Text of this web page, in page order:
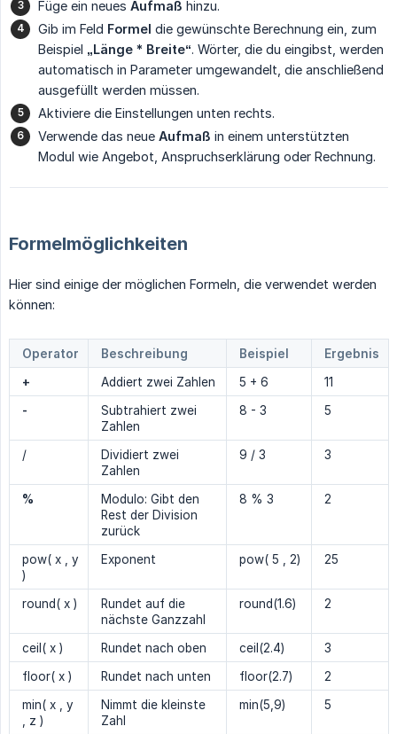
Füge ein neues Aufmaß hinzu.
Gib im Feld Formel die gewünschte Berechnung ein, zum
Beispiel „Länge * Breite“. Wörter, die du eingibst, werden
automatisch in Parameter umgewandelt, die anschließend
ausgefüllt werden müssen.
Aktiviere die Einstellungen unten rechts.
Verwende das neue Aufmaß in einem unterstützten
Modul wie Angebot, Anspruchserklärung oder Rechnung.
Formelmöglichkeiten
Hier sind einige der möglichen Formeln, die verwendet werden
können:
Operator Beschreibung Beispiel
Ergebnis
+
Addiert zwei Zahlen 5 + 6
11
-
Subtrahiert zwei
Zahlen
8 - 3 5
/
Dividiert zwei
Zahlen
9 / 3 3
%
Modulo: Gibt den
Rest der Division
zurück
8 % 3 2
pow( x , y
)
Exponent pow( 5 , 2) 25
round( x )
Rundet auf die
nächste Ganzzahl
round(1.6) 2
ceil( x ) Rundet nach oben ceil(2.4)
3
floor( x )
Rundet nach unten floor(2.7)
2
min( x , y
, z )
Nimmt die kleinste
Zahl
min(5,9) 5